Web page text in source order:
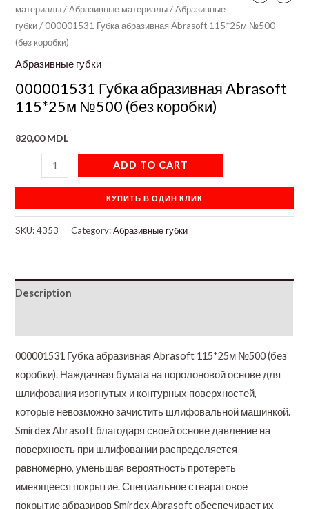
материалы/Абразивные материалы/Абразивные
губки/ 000001531 Губка абразивная Abrasoft 115*25м №500
(без коробки)
Абразивные губки
000001531 Губка абразивная Abrasoft
115*25м №500 (без коробки)
820,00MDL
ADD TO CART
КУПИТЬ В ОДИН КЛИК
SKU:4353 Category:Абразивные губки
Description
000001531 Губка абразивная Abrasoft 115*25м №500 (без
коробки). Наждачная бумага на поролоновой основе для
шлифования изогнутых и контурных поверхностей,
которые невозможно зачистить шлифовальной машинкой.
Smirdex Abrasoft благодаря своей основе давление на
поверхность при шлифовании распределяется
равномерно, уменьшая вероятность протереть
имеющееся покрытие. Специальное стеаратовое
покрытие абразивов Smirdex Abrasoft обеспечивает их